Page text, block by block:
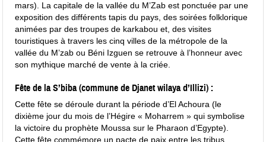
mars). La capitale de la vallée du M’Zab est ponctuée par une
exposition des différents tapis du pays, des soirées folklorique
animées par des troupes de karkabou et, des visites
touristiques à travers les cinq villes de la métropole de la
vallée du M’zab ou Béni Izguen se retrouve à l’honneur avec
son mythique marché de vente à la criée.
Fête de la S’biba (commune de Djanet wilaya d’Illizi) :
Cette fête se déroule durant la période d’El Achoura (le
dixième jour du mois de l’Hégire « Moharrem » qui symbolise
la victoire du prophète Moussa sur le Pharaon d’Egypte).
Cette fête commémore un pacte de paix entre les tribus